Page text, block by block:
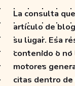
La consulta
artículo de
su lugar. Esa
contenido o no
motores
citas dentro